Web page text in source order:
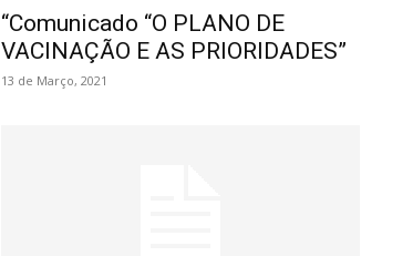
“Comunicado “O PLANO DE
VACINAÇÃO E AS PRIORIDADES”
13 de Março, 2021